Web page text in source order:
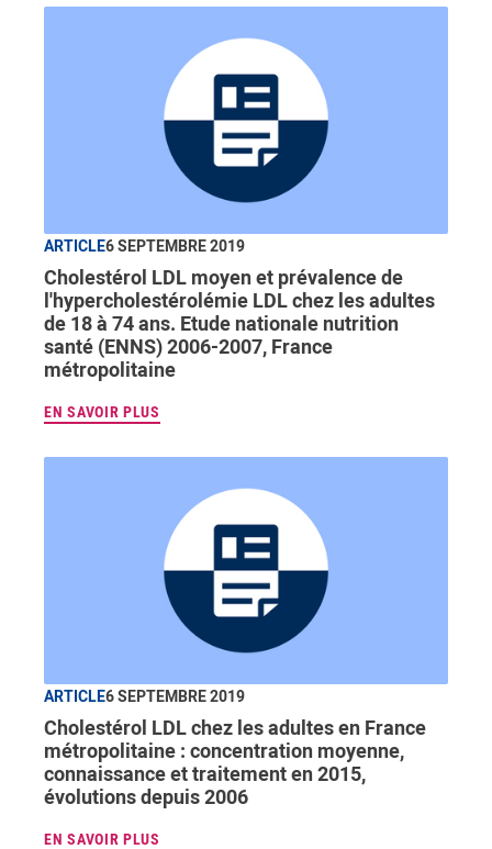
ARTICLE6 SEPTEMBRE 2019
Cholestérol LDL moyen et prévalence de
l'hypercholestérolémie LDL chez les adultes
de 18 à 74 ans. Etude nationale nutrition
santé (ENNS) 2006-2007, France
métropolitaine
EN SAVOIR PLUS
ARTICLE6 SEPTEMBRE 2019
Cholestérol LDL chez les adultes en France
métropolitaine : concentration moyenne,
connaissance et traitement en 2015,
évolutions depuis 2006
EN SAVOIR PLUS